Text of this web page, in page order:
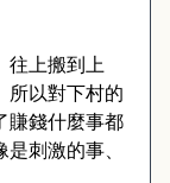
往上搬到上
所以對下村的
賺錢什麼事都
刺激的事、